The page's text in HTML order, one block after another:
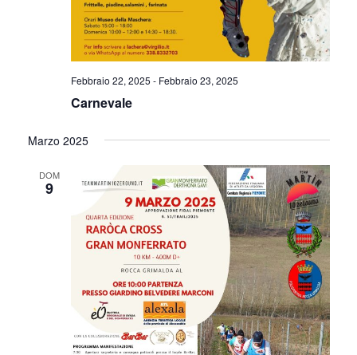
Febbraio 22, 2025 - Febbraio 23, 2025
Carnevale
Marzo 2025
DOM
9